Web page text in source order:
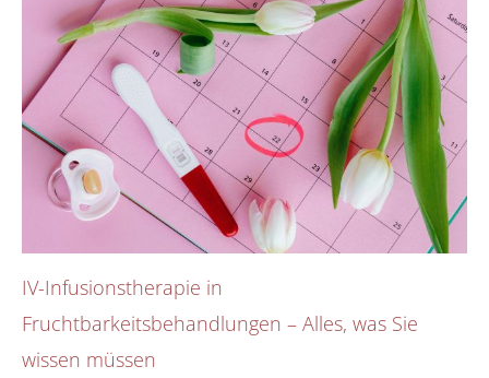
IV-Infusionstherapie in
Fruchtbarkeitsbehandlungen – Alles, was Sie
wissen müssen